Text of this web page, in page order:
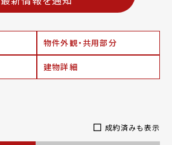
物件外観・共用部分
建物詳細
成約済みも表示